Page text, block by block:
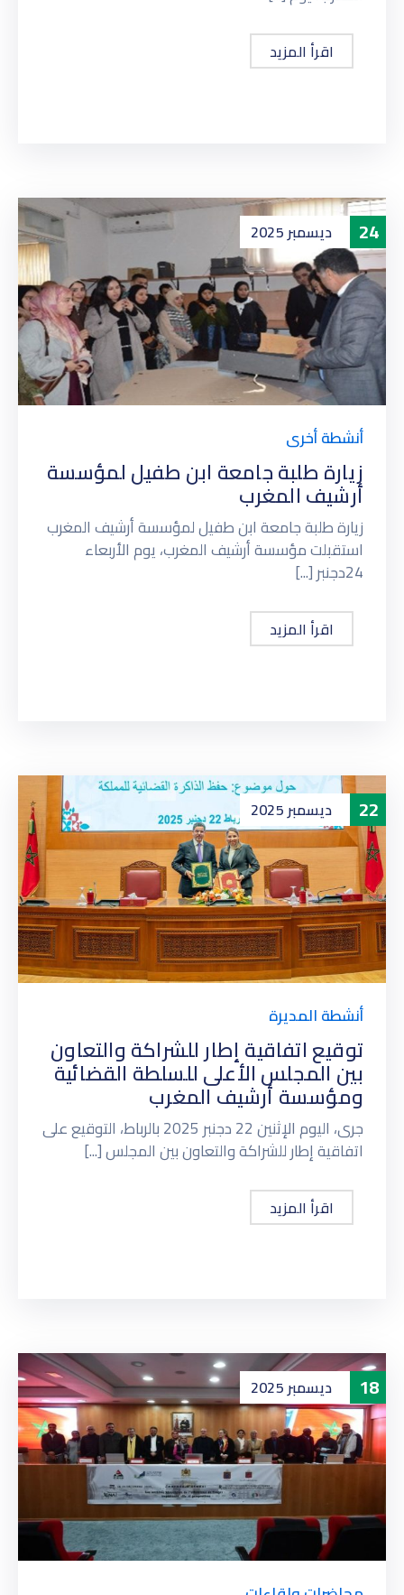
اقرأ المزيد
24 ديسمبر2025
أنشطة أخرى
زيارة طلبة جامعة ابن طفيل لمؤسسة
أرشيف المغرب
زيارة طلبة جامعة ابن طفيل لمؤسسة أرشيف المغرب
استقبلت مؤسسة أرشيف المغرب، يوم الأربعاء
24دجنبر [...]
اقرأ المزيد
22 ديسمبر2025
أنشطة المديرة
توقيع اتفاقية إطار للشراكة والتعاون
بين المجلس الأعلى للسلطة القضائية
ومؤسسة أرشيف المغرب
جرى، اليوم الإثنين 22 دجنبر 2025 بالرباط، التوقيع على
اتفاقية إطار للشراكة والتعاون بين المجلس [...]
اقرأ المزيد
18 ديسمبر2025